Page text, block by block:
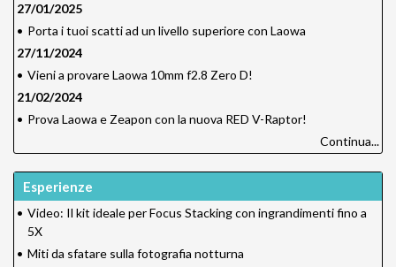
27/01/2025
• Porta i tuoi scatti ad un livello superiore con Laowa
27/11/2024
• Vieni a provare Laowa 10mm f2.8 Zero D!
21/02/2024
• Prova Laowa e Zeapon con la nuova RED V-Raptor!
Continua...
Esperienze
• Video: Il kit ideale per Focus Stacking con ingrandimenti fino a
5X
• Miti da sfatare sulla fotografia notturna